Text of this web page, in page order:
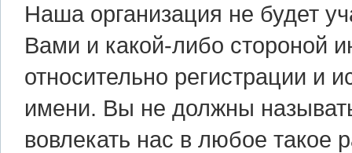
Наша организация не будет
Вами и какой-либо стороной
относительно регистрации и
имени. Вы не должны
вовлекать нас в любое такое